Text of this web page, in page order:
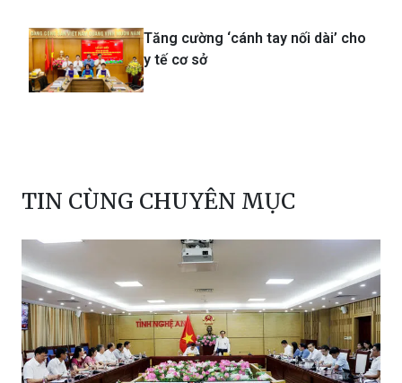
Tăng cường ‘cánh tay nối dài’ cho
y tế cơ sở
TIN CÙNG CHUYÊN MỤC